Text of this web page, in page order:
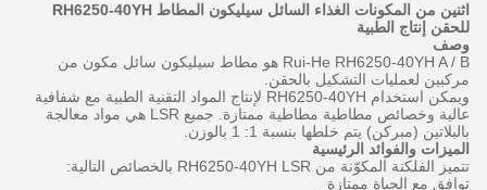
اثنين من المكونات الغذاء السائل سيليكون المطاط RH6250-40YH
للحقن إنتاج الطبية
وصف
Rui-He RH6250-40YH A / B هو مطاط سيليكون سائل مكون من
مركبين لعمليات التشكيل بالحقن.
ويمكن استخدام RH6250-40YH لإنتاج المواد التقنية الطبية مع شفافية
عالية وخصائص مطاطية مطاطية ممتازة.
جميع LSR هي مواد معالجة
بالبلاتين (مبركن) يتم خلطها بنسبة 1: 1 بالوزن.
الميزات والفوائد الرئيسية
تتميز الفلكنة المكوّنة من RH6250-40YH LSR بالخصائص التالية:
توافق مع الحياة ممتازة